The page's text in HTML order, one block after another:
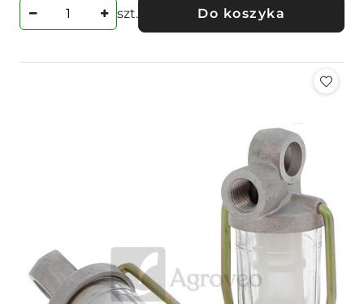
szt. Do koszyka